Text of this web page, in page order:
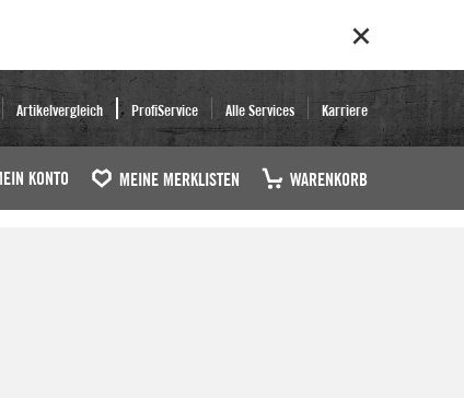
Artikelvergleich ProfiService Alle Services Karriere
KONTO MEINE MERKLISTEN WARENKORB